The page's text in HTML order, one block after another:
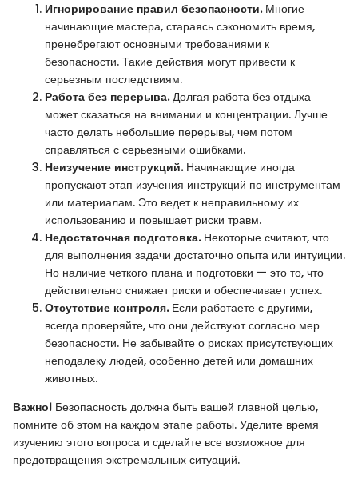
Игнорирование правил безопасности.Многие
начинающие мастера, стараясь сэкономить время,
пренебрегают основными требованиями к
безопасности. Такие действия могут привести к
серьезным последствиям.
Работа без перерыва.Долгая работа без отдыха
может сказаться на внимании и концентрации. Лучше
часто делать небольшие перерывы, чем потом
справляться с серьезными ошибками.
Неизучение инструкций.Начинающие иногда
пропускают этап изучения инструкций по инструментам
или материалам. Это ведет к неправильному их
использованию и повышает риски травм.
Недостаточная подготовка.Некоторые считают, что
для выполнения задачи достаточно опыта или интуиции.
Но наличие четкого плана и подготовки — это то, что
действительно снижает риски и обеспечивает успех.
Отсутствие контроля.Если работаете с другими,
всегда проверяйте, что они действуют согласно мер
безопасности. Не забывайте о рисках присутствующих
неподалеку людей, особенно детей или домашних
животных.
Важно! Безопасность должна быть вашей главной целью,
помните об этом на каждом этапе работы. Уделите время
изучению этого вопроса и сделайте все возможное для
предотвращения экстремальных ситуаций.